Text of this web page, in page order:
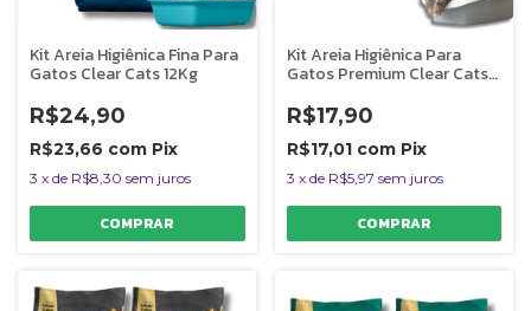
Kit Areia Higiênica Fina Para
Gatos Clear Cats 12Kg
R$24,90
R$23,66 com Pix
3 x de R$8,30 sem juros
Kit Areia Higiênica Para
Gatos Premium Clear Cats
R$17,90
R$17,01 com Pix
3 x de R$5,97 sem juros